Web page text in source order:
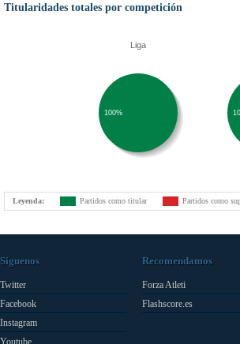
Titularidades totales por competición
Liga
100%
Leyenda: Partidos como titular Partidos como
Síguenos
Twitter
Facebook
Instagram
Youtube
Recomendamos
Forza Atleti
Flashscore.es